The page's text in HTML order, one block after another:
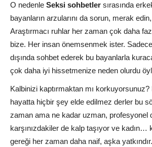
O nedenle Seksi sohbetler sırasında
bayanların arzularını da sorun, merak edin,
Araştırmacı ruhlar her zaman çok daha
bize. Her insan önemsenmek ister.
dışında sohbet ederek bu bayanlarla
çok daha iyi hissetmenize neden olurdu
Kalbinizi kaptırmaktan mı
hayatta hiçbir şey elde edilmez derler bu
zaman ama ne kadar uzman, profesyonel
karşınızdakiler de kalp taşıyor ve kadın…
gereği her zaman daha naif, aşka